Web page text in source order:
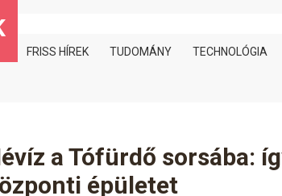
FRISS HÍREK TUDOMÁNY TECHNOLÓGIA
a Tófürdő sorsába:
épületet